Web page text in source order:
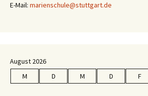
E-Mail: marienschule@stuttgart.de
August 2026
M
D M D F